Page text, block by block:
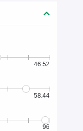
46.52
58.44
96